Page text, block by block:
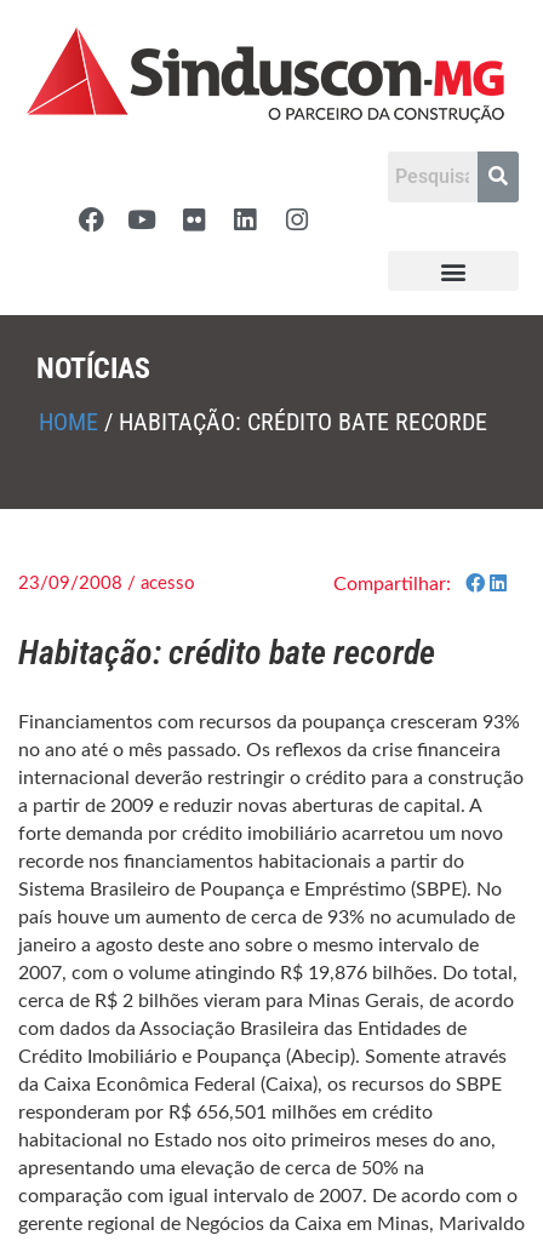
NOTÍCIAS
HOME / HABITAÇÃO: CRÉDITO BATE RECORDE
23/09/2008 / acesso Compartilhar:
Habitação: crédito bate recorde
Financiamentos com recursos da poupança cresceram 93%
no ano até o mês passado. Os reflexos da crise financeira
internacional deverão restringir o crédito para a construção
a partir de 2009 e reduzir novas aberturas de capital. A
forte demanda por crédito imobiliário acarretou um novo
recorde nos financiamentos habitacionais a partir do
Sistema Brasileiro de Poupança e Empréstimo (SBPE). No
país houve um aumento de cerca de 93% no acumulado de
janeiro a agosto deste ano sobre o mesmo intervalo de
2007, com o volume atingindo R$ 19,876 bilhões. Do total,
cerca de R$ 2 bilhões vieram para Minas Gerais, de acordo
com dados da Associação Brasileira das Entidades de
Crédito Imobiliário e Poupança (Abecip). Somente através
da Caixa Econômica Federal (Caixa), os recursos do SBPE
responderam por R$ 656,501 milhões em crédito
habitacional no Estado nos oito primeiros meses do ano,
apresentando uma elevação de cerca de 50% na
comparação com igual intervalo de 2007. De acordo com o
gerente regional de Negócios da Caixa em Minas, Marivaldo